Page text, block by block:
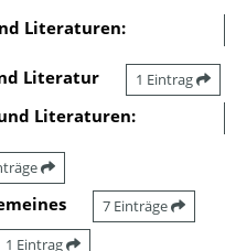
Literaturen:
Literatur 1 Eintrag
Literaturen:
7 Einträge
1 Eintrag